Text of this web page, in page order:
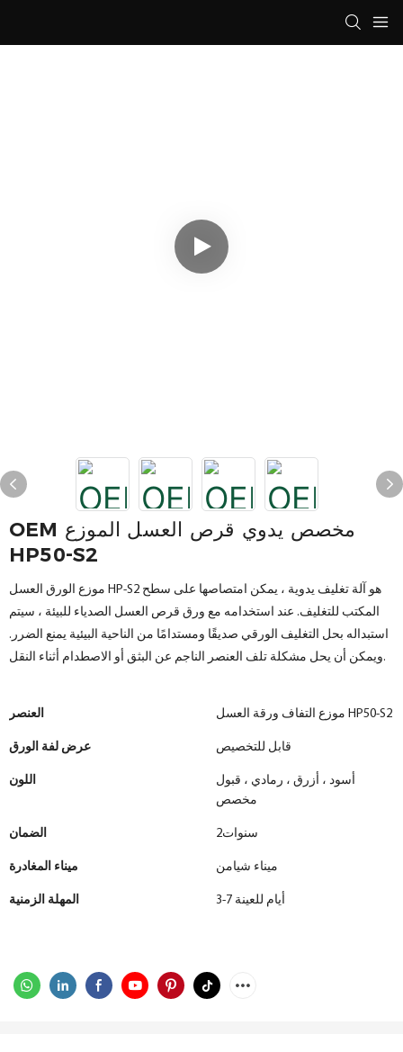
OEM مخصص يدوي قرص العسل الموزع
HP50-S2
موزع الورق العسل HP-S2 هو آلة تغليف يدوية ، يمكن امتصاصها على سطح
المكتب للتغليف. عند استخدامه مع ورق قرص العسل الصدياء للبيئة ، سيتم
استبداله بحل التغليف الورقي صديقًا ومستدامًا من الناحية البيئية يمنع الضرر.
ويمكن أن يحل مشكلة تلف العنصر الناجم عن البثق أو الاصطدام أثناء النقل.
موزع التفاف ورقة العسل HP50-S2
عرض لفة الورق قابل للتخصيص
اللون
أسود ، أزرق ، رمادي ، قبول
مخصص
الضمان سنوات2
ميناء المغادرة ميناء شيامن
المهلة الزمنية 3-7 أيام للعينة